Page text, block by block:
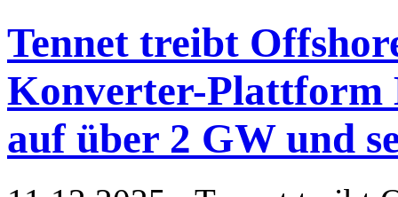
Tennet treibt
Konverter-Plattform
auf über 2 GW und